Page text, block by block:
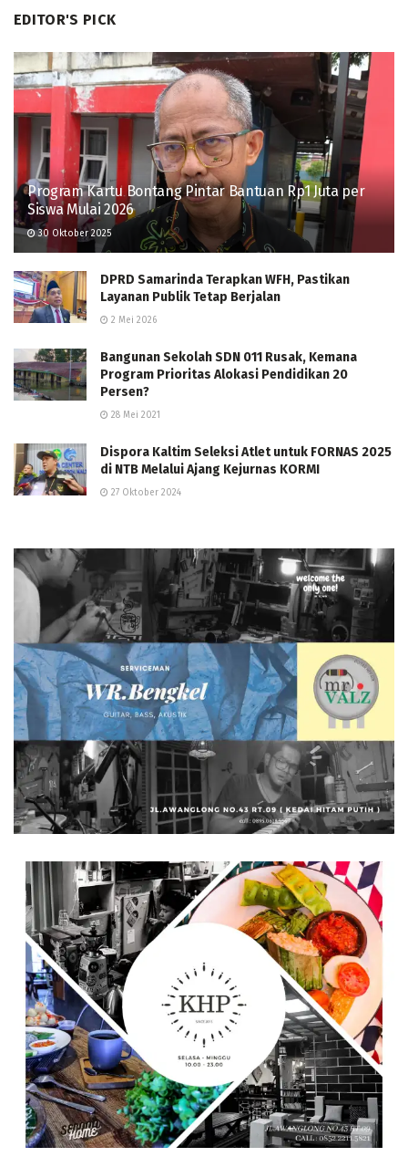
EDITOR'S PICK
Program Kartu Bontang Pintar Bantuan Rp1 Juta per
Siswa Mulai 2026
30 Oktober 2025
DPRD Samarinda Terapkan WFH, Pastikan
Layanan Publik Tetap Berjalan
2 Mei 2026
Bangunan Sekolah SDN 011 Rusak, Kemana
Program Prioritas Alokasi Pendidikan 20
Persen?
28 Mei 2021
Dispora Kaltim Seleksi Atlet untuk FORNAS 2025
di NTB Melalui Ajang Kejurnas KORMI
27 Oktober 2024